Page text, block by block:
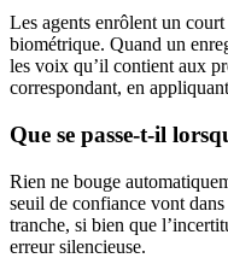
Les agents enrôlent un
biométrique. Quand un
les voix qu’il contient aux
correspondant, en
Que se passe-t-il
Rien ne bouge
seuil de confiance vont
tranche, si bien que
erreur silencieuse.